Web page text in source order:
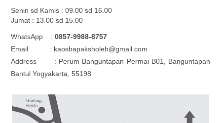
Senin sd Kamis : 09.00 sd 16.00
Jumat : 13.00 sd 15.00
WhatsApp : 0857-9988-8757
Email : kaosbapaksholeh@gmail.com
Address : Perum Banguntapan Permai B01, Banguntapan
Bantul Yogyakarta, 55198